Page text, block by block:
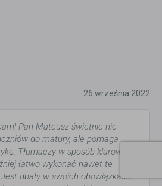
26 września 2022
Pan Mateusz świetnie nie
do matury, ale pomaga
Tłumaczy w sposób klarowny
łatwo wykonać nawet te
dbały w swoich obowiązkach